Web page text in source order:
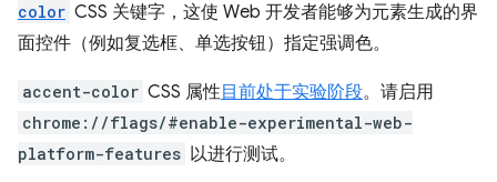
color CSS 关键字，这使 Web 开发者能够为元素生成的界
面控件（例如复选框、单选按钮）指定强调色。
accent-color CSS 属性目前处于实验阶段。请启用
chrome://flags/#enable-experimental-web-
platform-features 以进行测试。